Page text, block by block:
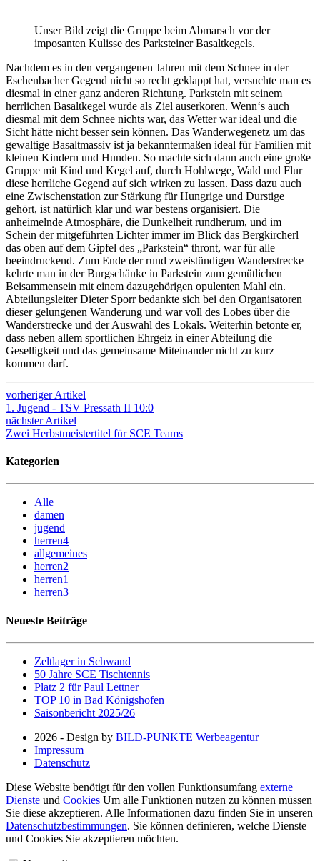
Unser Bild zeigt die Gruppe beim Abmarsch vor der
imposanten Kulisse des Parksteiner Basaltkegels.
Nachdem es in den vergangenen Jahren mit dem Schnee in der
Eschenbacher Gegend nicht so recht geklappt hat, versuchte man es
diesmal in einer ganz anderen Richtung. Parkstein mit seinem
herrlichen Basaltkegel wurde als Ziel auserkoren. Wenn‘s auch
diesmal mit dem Schnee nichts war, das Wetter war ideal und die
Sicht hätte nicht besser sein können. Das Wanderwegenetz um das
gewaltige Basaltmassiv ist ja bekanntermaßen ideal für Familien mit
kleinen Kindern und Hunden. So machte sich dann auch eine große
Gruppe mit Kind und Kegel auf, durch Hohlwege, Wald und Flur
diese herrliche Gegend auf sich wirken zu lassen. Dass dazu auch
eine Zwischenstation zur Stärkung für Hungrige und Durstige
gehört, ist natürlich klar und war bestens organisiert. Die
anheimelnde Atmosphäre, die Dunkelheit rundherum, und im
Schein der mitgeführten Lichter immer im Blick das Bergkircherl
das oben auf dem Gipfel des „Parkstein“ thront, war für alle
beeindruckend. Zum Ende der rund zweistündigen Wanderstrecke
kehrte man in der Burgschänke in Parkstein zum gemütlichen
Beisammensein mit einem dazugehörigen opulenten Mahl ein.
Abteilungsleiter Dieter Sporr bedankte sich bei den Organisatoren
dieser gelungenen Wanderung und war voll des Lobes über die
Wanderstrecke und der Auswahl des Lokals. Weiterhin betonte er,
dass neben allem sportlichen Ehrgeiz in einer Abteilung die
Geselligkeit und das gemeinsame Miteinander nicht zu kurz
kommen darf.
vorheriger Artikel
1. Jugend - TSV Pressath II 10:0
nächster Artikel
Zwei Herbstmeistertitel für SCE Teams
Kategorien
Alle
damen
jugend
herren4
allgemeines
herren2
herren1
herren3
Neueste Beiträge
Zeltlager in Schwand
50 Jahre SCE Tischtennis
Platz 2 für Paul Lettner
TOP 10 in Bad Königshofen
Saisonbericht 2025/26
2026 - Design by BILD-PUNKTE Werbeagentur
Impressum
Datenschutz
Diese Website benötigt für den vollen Funktionsumfang externe
Dienste und Cookies Um alle Funktionen nutzen zu können müssen
Sie diese akzeptieren. Alle Informationen dazu finden Sie in unseren
Datenschutzbestimmungen. Sie können definieren, welche Dienste
und Cookies Sie akzeptieren möchten.